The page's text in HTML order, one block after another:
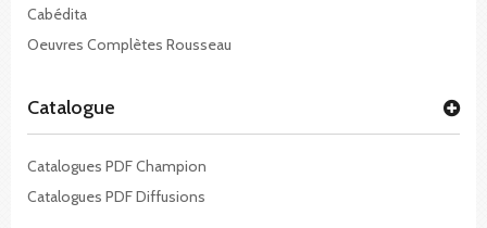
Cabédita
Oeuvres Complètes Rousseau
Catalogue
Catalogues PDF Champion
Catalogues PDF Diffusions